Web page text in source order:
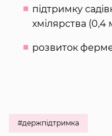
підтримку
хмілярства (0,4
розвиток
#держпідтримка